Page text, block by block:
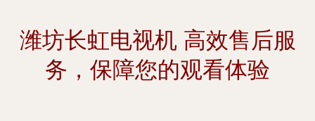
潍坊长虹电视机 高效售后服
务，保障您的观看体验